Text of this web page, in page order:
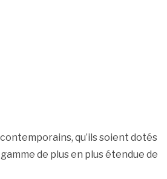
qu’ils soient dotés
de plus en plus étendue de